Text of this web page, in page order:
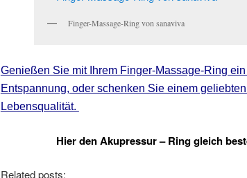
Finger-Massage-Ring von sanaviva
Genießen Sie mit Ihrem Finger-Massage-Ring
Entspannung, oder schenken Sie einem
Lebensqualität.
Hier den Akupressur – Ring gleich
Related posts: